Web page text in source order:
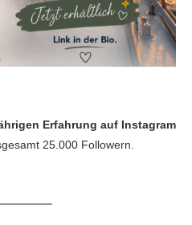
Erfahrung auf Instagram
25.000 Followern.